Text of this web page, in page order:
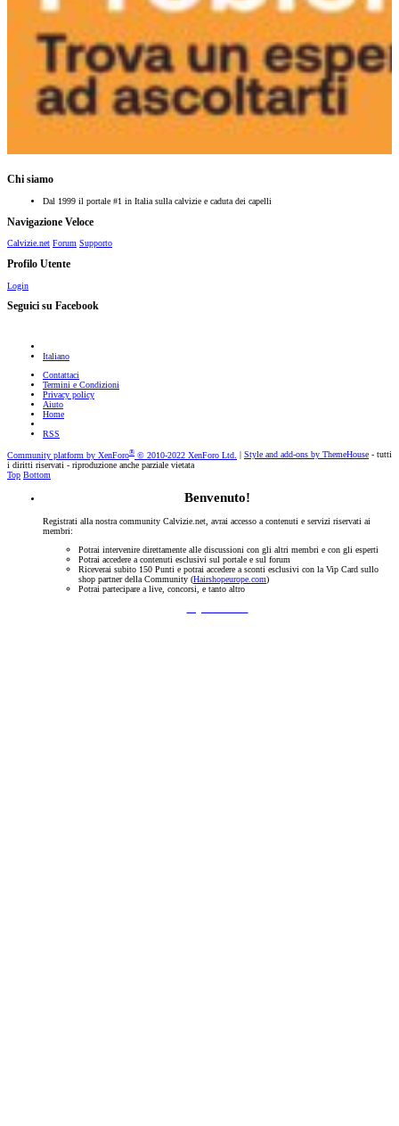
Chi siamo
Dal 1999 il portale #1 in Italia sulla calvizie e caduta dei capelli
Navigazione Veloce
Calvizie.net Forum Supporto
Profilo Utente
Login
Seguici su Facebook
Italiano
Contattaci
Termini e Condizioni
Privacy policy
Aiuto
Home
RSS
Community platform by XenForo® © 2010-2022 XenForo Ltd. Style and add-ons by ThemeHouse - tutti
i diritti riservati - riproduzione anche parziale vietata
Top Bottom
Benvenuto!
Registrati alla nostra community Calvizie.net, avrai accesso a contenuti e servizi riservati ai
membri:
Potrai intervenire direttamente alle discussioni con gli altri membri e con gli esperti
Potrai accedere a contenuti esclusivi sul portale e sul forum
Riceverai subito 150 Punti e potrai accedere a sconti esclusivi con la Vip Card sullo
shop partner della Community (Hairshopeurope.com)
Potrai partecipare a live, concorsi, e tanto altro